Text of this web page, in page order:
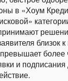
в «Хоум
и